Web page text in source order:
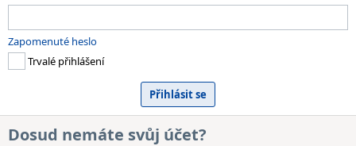
Zapomenuté heslo
Trvalé přihlášení
Dosud nemáte svůj účet?